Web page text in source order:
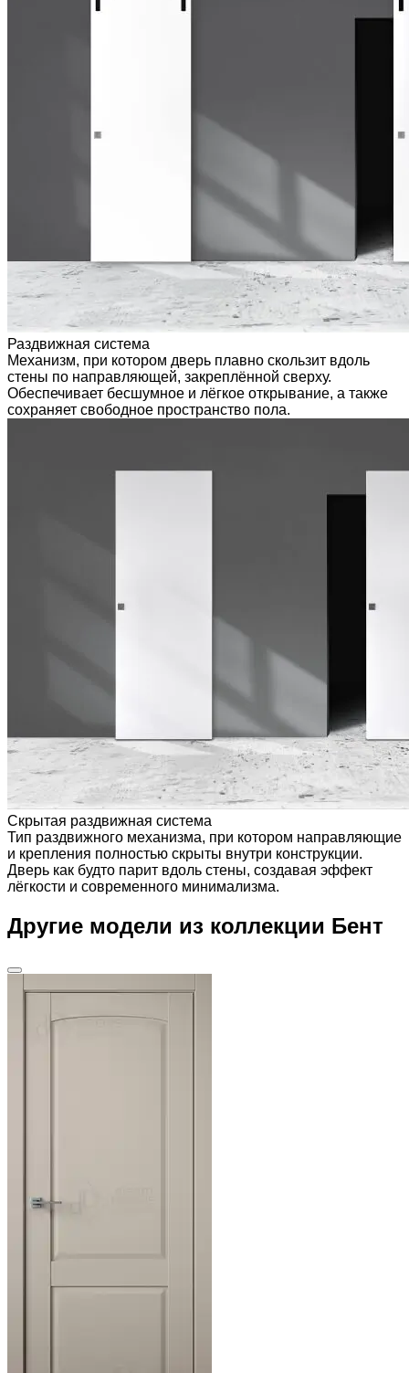
Раздвижная система
Механизм, при котором дверь плавно скользит вдоль
стены по направляющей, закреплённой сверху.
Обеспечивает бесшумное и лёгкое открывание, а также
сохраняет свободное пространство пола.
Скрытая раздвижная система
Тип раздвижного механизма, при котором направляющие
и крепления полностью скрыты внутри конструкции.
Дверь как будто парит вдоль стены, создавая эффект
лёгкости и современного минимализма.
Другие модели из коллекции Бент